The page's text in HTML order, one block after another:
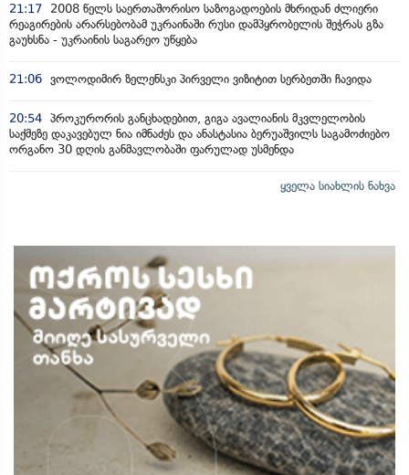
21:17
2008 წელს საერთაშორისო საზოგადოების მხრიდან ძლიერი
რეაგირების არარსებობამ უკრაინაში რუსი დამპყრობელის შეჭრას გზა
გაუხსნა - უკრაინის საგარეო უწყება
21:06 ვოლოდიმირ ზელენსკი პირველი ვიზიტით სერბეთში ჩავიდა
20:54 პროკურორის განცხადებით, გიგა ავალიანის მკვლელობის
საქმეზე დაკავებულ ნია იმნაძეს და ანასტასია ბერუაშვილს საგამოძიებო
ორგანო 30 დღის განმავლობაში ფარულად უსმენდა
ყველა სიახლის ნახვა